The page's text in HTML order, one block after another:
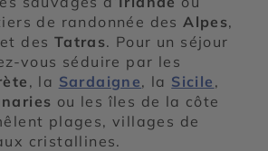
de randonnée desAlpes,
et des Tatras. Pour un séjour
vous séduire par les
, la Sardaigne, la Sicile ,
ou les îles de la côte
plages, villages de
cristallines.